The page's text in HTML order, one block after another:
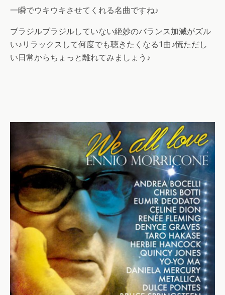
一瞬でウキウキさせてくれる名曲ですね♪
ブラジルブラジルしていない絶妙のバランス加減がズル
い♪リラックスして何度でも聴きたくなる1曲♪慌ただし
い日常からちょっと離れてみましょう♪